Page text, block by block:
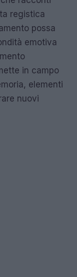
registica
possa
emotiva
in campo
elementi
nuovi